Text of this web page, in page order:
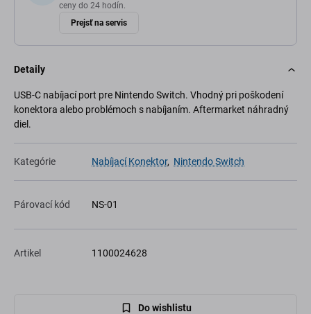
ceny do 24 hodín.
Prejsť na servis
Detaily
USB-C nabíjací port pre Nintendo Switch. Vhodný pri poškodení
konektora alebo problémoch s nabíjaním. Aftermarket náhradný
diel.
Kategórie Nabíjací Konektor, Nintendo Switch
Párovací kód NS-01
Artikel 1100024628
Do wishlistu